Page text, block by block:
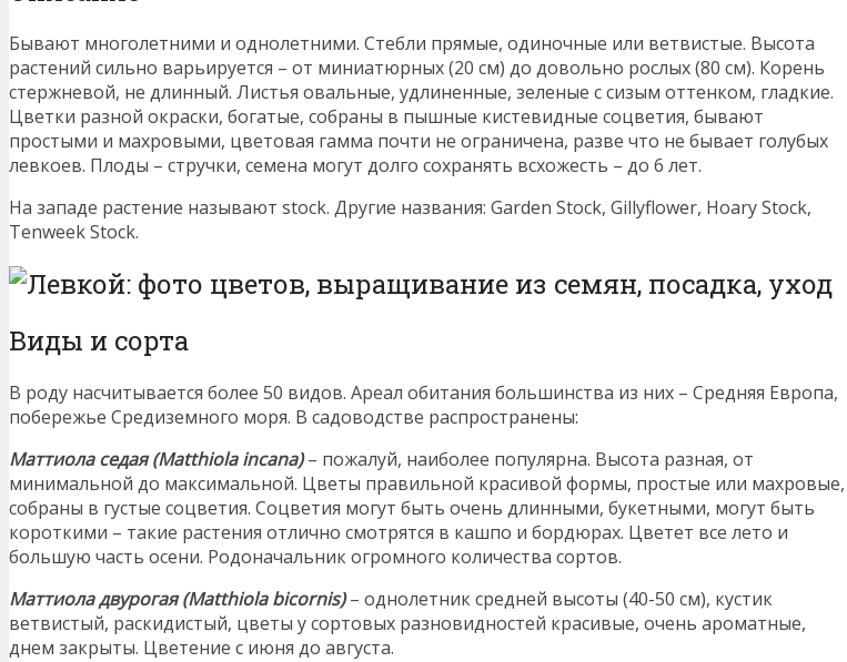
Бывают многолетними и однолетними. Стебли прямые, одиночные или ветвистые. Высота
растений сильно варьируется – от миниатюрных (20 см) до довольно рослых (80 см). Корень
стержневой, не длинный. Листья овальные, удлиненные, зеленые с сизым оттенком, гладкие.
Цветки разной окраски, богатые, собраны в пышные кистевидные соцветия, бывают
простыми и махровыми, цветовая гамма почти не ограничена, разве что не бывает голубых
левкоев. Плоды – стручки, семена могут долго сохранять всхожесть – до 6 лет.
На западе растение называют stock. Другие названия: Garden Stock, Gillyflower, Hoary Stock,
Tenweek Stock.
Виды и сорта
В роду насчитывается более 50 видов. Ареал обитания большинства из них – Средняя Европа,
побережье Средиземного моря. В садоводстве распространены:
Маттиола седая (Matthiola incana) – пожалуй, наиболее популярна. Высота разная, от
минимальной до максимальной. Цветы правильной красивой формы, простые или махровые,
собраны в густые соцветия. Соцветия могут быть очень длинными, букетными, могут быть
короткими – такие растения отлично смотрятся в кашпо и бордюрах. Цветет все лето и
большую часть осени. Родоначальник огромного количества сортов.
Маттиола двурогая (Matthiola bicornis) – однолетник средней высоты (40-50 см), кустик
ветвистый, раскидистый, цветы у сортовых разновидностей красивые, очень ароматные,
днем закрыты. Цветение с июня до августа.